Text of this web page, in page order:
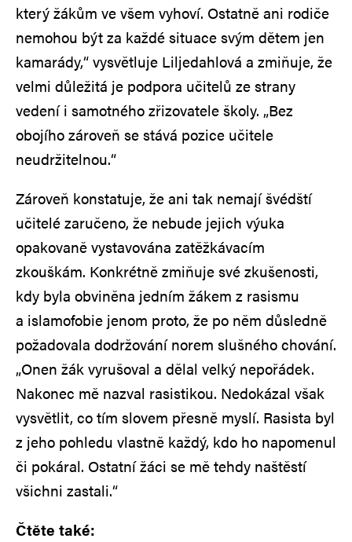
který žákům ve všem vyhoví. Ostatně ani rodiče
nemohou být za každé situace svým dětem jen
kamarády,“ vysvětluje Liljedahlová a zmiňuje, že
velmi důležitá je podpora učitelů ze strany
vedení i samotného zřizovatele školy. „Bez
obojího zároveň se stává pozice učitele
neudržitelnou.“
Zároveň konstatuje, že ani tak nemají švédští
učitelé zaručeno, že nebude jejich výuka
opakovaně vystavována zatěžkávacím
zkouškám. Konkrétně zmiňuje své zkušenosti,
kdy byla obviněna jedním žákem z rasismu
a islamofobie jenom proto, že po něm důsledně
požadovala dodržování norem slušného chování.
„Onen žák vyrušoval a dělal velký nepořádek.
Nakonec mě nazval rasistikou. Nedokázal však
vysvětlit, co tím slovem přesně myslí. Rasista byl
z jeho pohledu vlastně každý, kdo ho napomenul
či pokáral. Ostatní žáci se mě tehdy naštěstí
všichni zastali.“
Čtěte také: